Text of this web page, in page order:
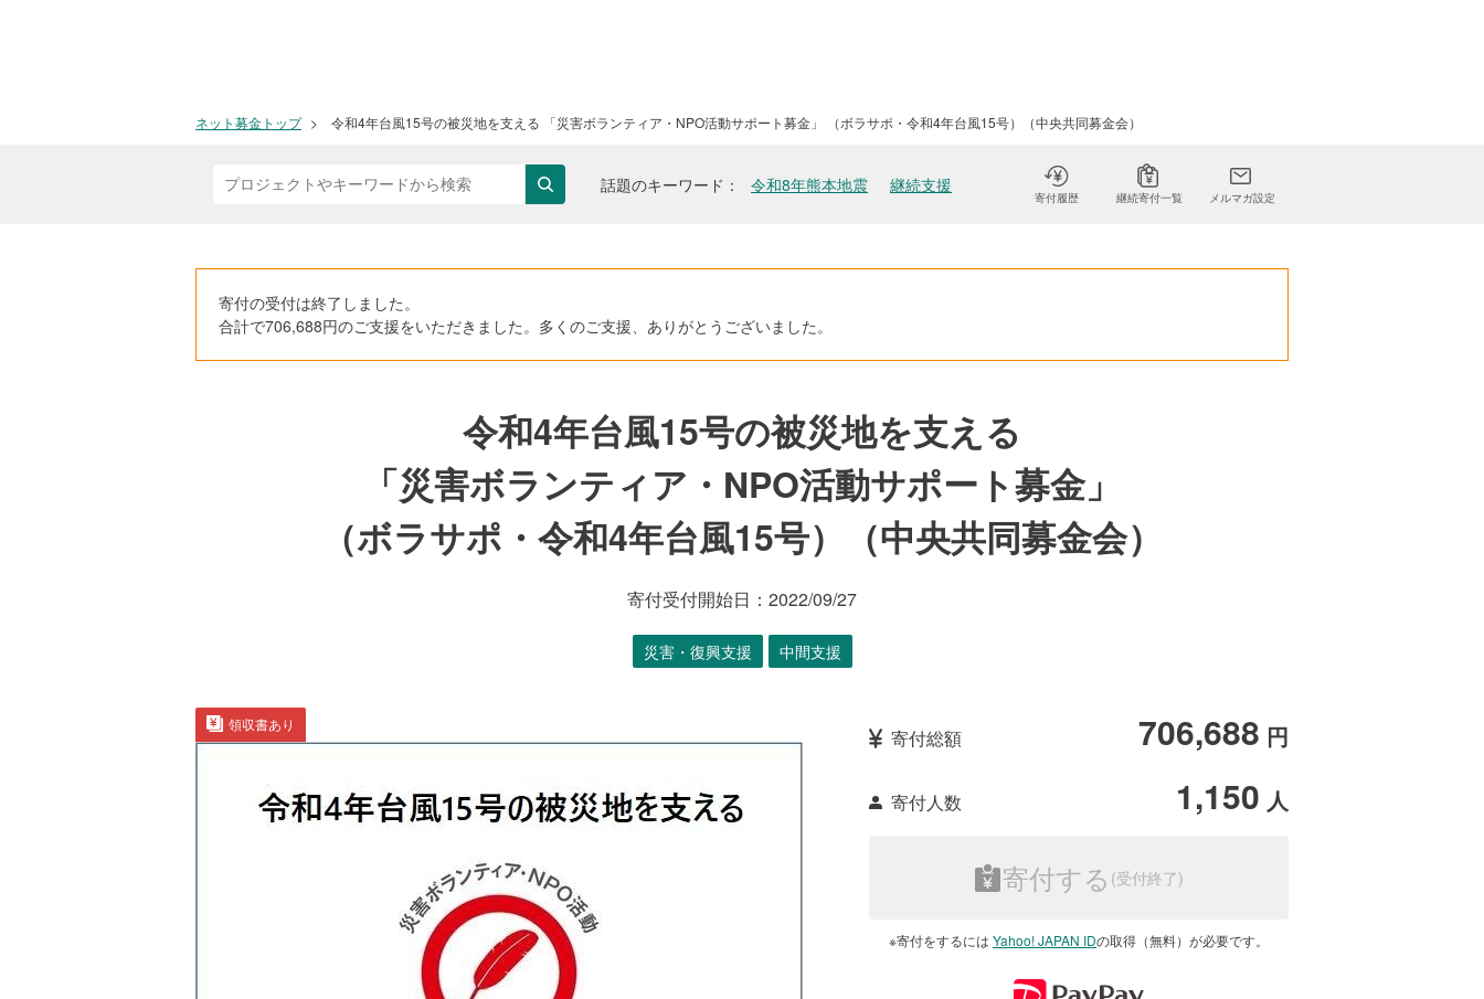
ネット募金トップ 令和4年台風15号の被災地を支える 「災害ボランティア・NPO活動サポート募金」 （ボラサポ・令和4年台風15号）（中央共同募金会）
検索 話題のキーワード 令和8年熊本地震 継続支援
寄付履歴 継続寄付一覧 メルマガ設定
寄付の受付は終了しました。
合計で706,688円のご支援をいただきました。多くのご支援、ありがとうございました。
令和4年台風15号の被災地を支える
「災害ボランティア・NPO活動サポート募金」
（ボラサポ・令和4年台風15号）（中央共同募金会）
寄付受付開始日： 2022/09/27
災害・復興支援 中間支援
領収書あり
寄付総額 706,688 円
寄付人数 1,150 人
寄付する
※寄付をするには Yahoo! JAPAN IDの取得（無料）が必要です。